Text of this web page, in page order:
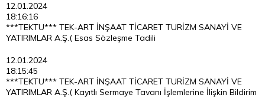
12.01.2024
18:16:16
***TEKTU*** TEK-ART İNŞAAT TİCARET TURİZM SANAYİ VE
YATIRIMLAR A.Ş.( Esas Sözleşme Tadili
12.01.2024
18:15:45
***TEKTU*** TEK-ART İNŞAAT TİCARET TURİZM SANAYİ VE
YATIRIMLAR A.Ş.( Kayıtlı Sermaye Tavanı İşlemlerine İlişkin Bildirim